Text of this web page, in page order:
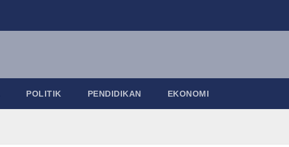
POLITIK PENDIDIKAN EKONOMI